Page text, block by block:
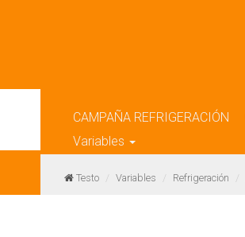
CAMPAÑA REFRIGERACIÓN
Variables
Testo Variables Refrigeración